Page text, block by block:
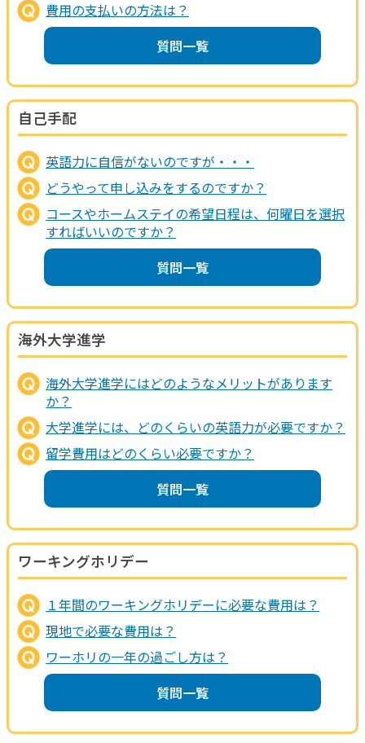
費用の支払いの方法は？
質問一覧
自己手配
英語力に自信がないのですが・・・
どうやって申し込みをするのですか？
コースやホームステイの希望日程は、何曜日を選択
すればいいのですか？
質問一覧
海外大学進学
海外大学進学にはどのようなメリットがあります
か？
大学進学には、どのくらいの英語力が必要ですか？
留学費用はどのくらい必要ですか？
質問一覧
ワーキングホリデー
１年間のワーキングホリデーに必要な費用は？
現地で必要な費用は？
ワーホリの一年の過ごし方は？
質問一覧